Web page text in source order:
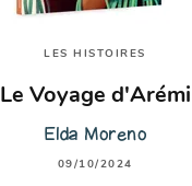
LES HISTOIRES
Le Voyage d'Arémi
Elda Moreno
09/10/2024